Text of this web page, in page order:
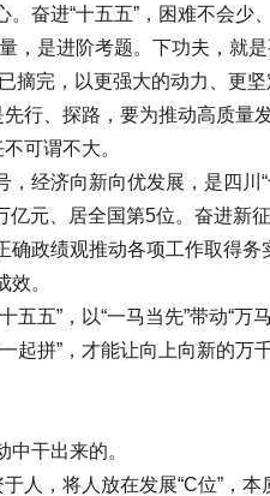
进“十五五”，困难不会少
，是进阶考题。下功夫，就
摘完，以更强大的动力、更
行、探路，要为推动高质量
可谓不大。
济向新向优发展，是四川“
元、居全国第5位。奋进新
政绩观推动各项工作取得务
。
”，以“一马当先”带动“万马
起拼”，才能让向上向新的万
干出来的。
，将人放在发展“C位”，本